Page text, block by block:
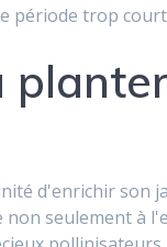
période trop
d'enrichir son
seulement à